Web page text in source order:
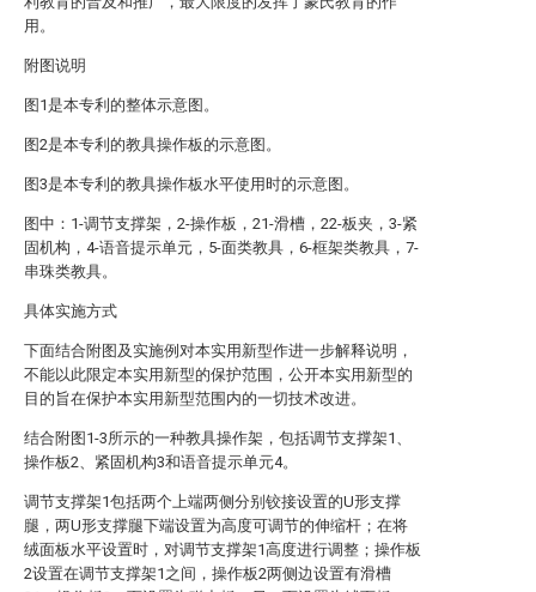
用。
附图说明
图1是本专利的整体示意图。
图2是本专利的教具操作板的示意图。
图3是本专利的教具操作板水平使用时的示意图。
图中：1-调节支撑架，2-操作板，21-滑槽，22-板夹，3-紧
固机构，4-语音提示单元，5-面类教具，6-框架类教具，7-
串珠类教具。
具体实施方式
下面结合附图及实施例对本实用新型作进一步解释说明，
不能以此限定本实用新型的保护范围，公开本实用新型的
目的旨在保护本实用新型范围内的一切技术改进。
结合附图1-3所示的一种教具操作架，包括调节支撑架1、
操作板2、紧固机构3和语音提示单元4。
调节支撑架1包括两个上端两侧分别铰接设置的U形支撑
腿，两U形支撑腿下端设置为高度可调节的伸缩杆；在将
绒面板水平设置时，对调节支撑架1高度进行调整；操作板
2设置在调节支撑架1之间，操作板2两侧边设置有滑槽